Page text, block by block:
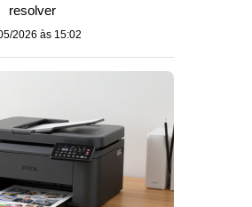
resolver
2026 às 15:02